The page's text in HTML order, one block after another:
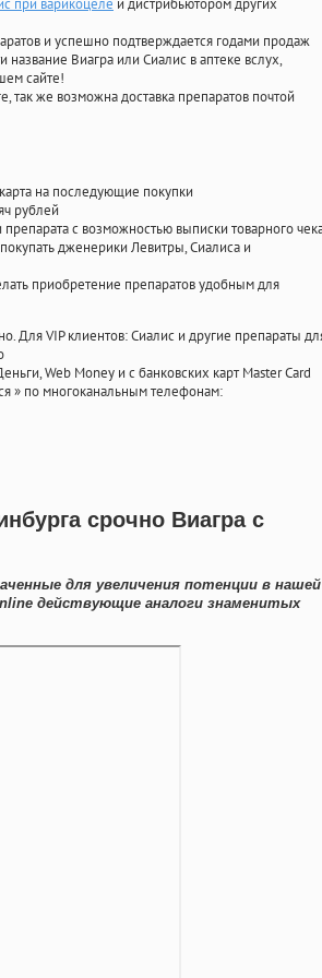
при варикоцеле и дистрибьютором других
и успешно подтверждается годами продаж
Виагра или Сиалис в аптеке вслух,
сайте!
так же возможна доставка препаратов почтой
на последующие покупки
рублей
с возможностью выписки товарного
дженерики Левитры, Сиалиса и
приобретение препаратов удобным для
Для VIP клиентов: Сиалис и другие препараты
Web Money и с банковских карт Master Card
» по многоканальным телефонам:
срочно Виагра с
для увеличения потенции в нашей
действующие аналоги знаменитых